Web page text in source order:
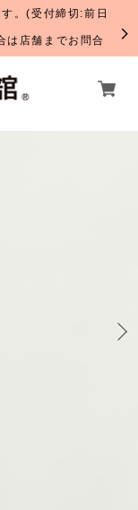
。(受付締切:前日
は店舗までお問合